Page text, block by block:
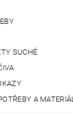
SUCHÉ
A MATERIÁL